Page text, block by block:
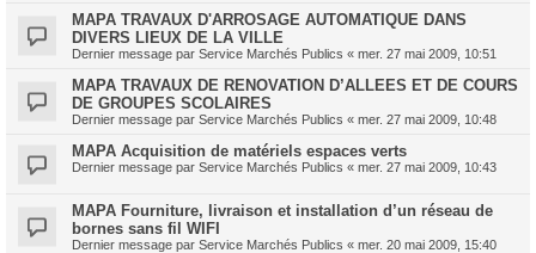
MAPA TRAVAUX D'ARROSAGE AUTOMATIQUE DANS
DIVERS LIEUX DE LA VILLE
Dernier message par Service Marchés Publics « mer. 27 mai 2009, 10:51
MAPA TRAVAUX DE RENOVATION D’ALLEES ET DE COURS
DE GROUPES SCOLAIRES
Dernier message par Service Marchés Publics « mer. 27 mai 2009, 10:48
MAPA Acquisition de matériels espaces verts
Dernier message par Service Marchés Publics « mer. 27 mai 2009, 10:43
MAPA Fourniture, livraison et installation d’un réseau de
bornes sans fil WIFI
Dernier message par Service Marchés Publics « mer. 20 mai 2009, 15:40